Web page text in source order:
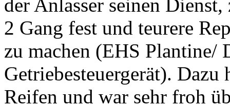
der Anlasser seinen
2 Gang fest und teurere
zu machen (EHS Plantine/
Getriebesteuergerät).
Reifen und war sehr froh